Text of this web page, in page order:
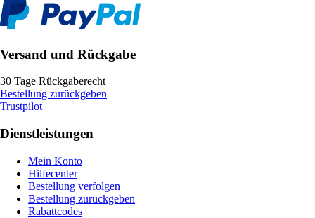
Versand und Rückgabe
30 Tage Rückgaberecht
Bestellung zurückgeben
Trustpilot
Dienstleistungen
Mein Konto
Hilfecenter
Bestellung verfolgen
Bestellung zurückgeben
Rabattcodes